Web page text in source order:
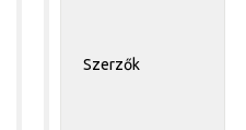
Szerzők